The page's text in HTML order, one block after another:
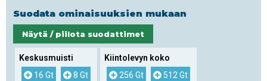
Suodata ominaisuuksien mukaan
Näytä / piilota suodattimet
Keskusmuisti
16 Gt
8 Gt
Kiintolevyn koko
256 Gt
512 Gt